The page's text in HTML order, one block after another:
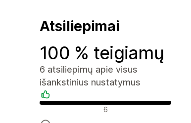
Atsiliepimai
100 % teigiamų
6 atsiliepimų apie visus
išankstinius nustatymus
Teigiami atsiliepimai
6